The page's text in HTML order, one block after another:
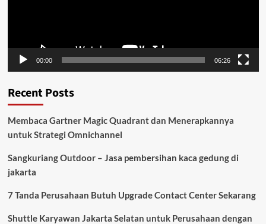
00:00 06:26
Recent Posts
Membaca Gartner Magic Quadrant dan Menerapkannya
untuk Strategi Omnichannel
Sangkuriang Outdoor – Jasa pembersihan kaca gedung di
jakarta
7 Tanda Perusahaan Butuh Upgrade Contact Center Sekarang
Shuttle Karyawan Jakarta Selatan untuk Perusahaan dengan